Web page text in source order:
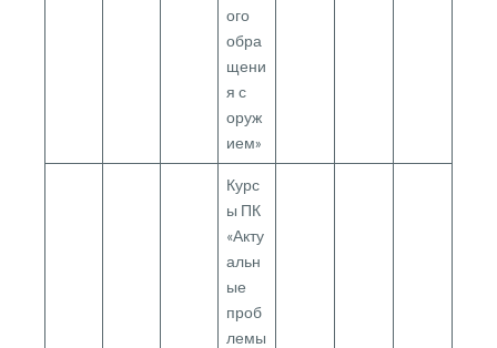
ого
обра
щени
я с
оруж
ием»
Курс
ы ПК
«Акту
альн
ые
проб
лемы